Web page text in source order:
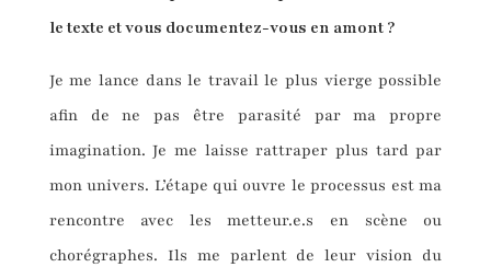
le texte et vous documentez-vous en amont ?
Je me lance dans le travail le plus vierge possible
afin de ne pas être parasité par ma propre
imagination. Je me laisse rattraper plus tard par
mon univers. L’étape qui ouvre le processus est ma
rencontre avec les metteur.e.s en scène ou
chorégraphes. Ils me parlent de leur vision du